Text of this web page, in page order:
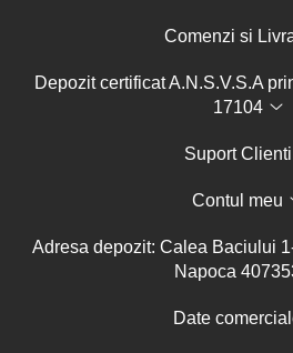
Comenzi si
Depozit certificat A.N.S.V.S.A
17104
Suport Clienti
Contul meu
Adresa depozit: Calea Baciului
Napoca
Date